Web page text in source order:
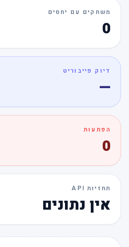
משחקים עם יחסים
0
דיוק פייבוריט
—
הפתעות
0
תחזיות API
אין נתונים